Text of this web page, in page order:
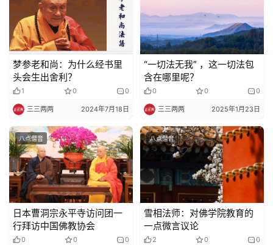
梦参老和尚：为什么经书里
头会生出舍利？
1 0 0
三三两两 2024年7月18日
“一切法无我” ，这一切法包
含在哪里呢？
0 0 0
三三两两 2025年1月23日
八点僧音
日本曹洞宗永平寺访问团一
行拜访中国佛教协会
0 0 0
八点僧音
雪相法师：对佛学院教育的
一点微言议论
2 0 0